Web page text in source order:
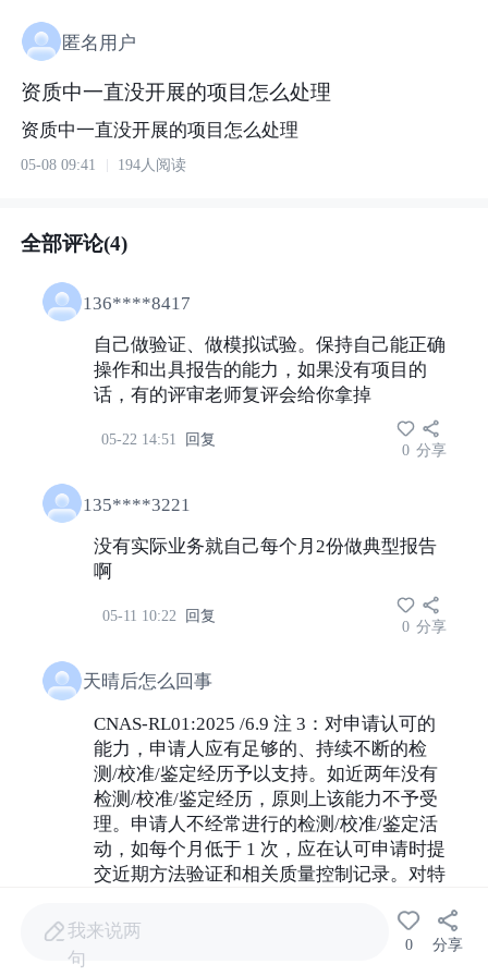
匿名用户
资质中一直没开展的项目怎么处理
资质中一直没开展的项目怎么处理
05-08 09:41 194人阅读
全部评论(4)
136****8417
自己做验证、做模拟试验。保持自己能正确
操作和出具报告的能力，如果没有项目的
话，有的评审老师复评会给你拿掉
05-22 14:51 回复
0 分享
135****3221
没有实际业务就自己每个月2份做典型报告
啊
05-11 10:22 回复
0 分享
天晴后怎么回事
CNAS-RL01:2025 /6.9 注 3：对申请认可的
能力，申请人应有足够的、持续不断的检
测/校准/鉴定经历予以支持。如近两年没有
检测/校准/鉴定经历，原则上该能力不予受
理。申请人不经常进行的检测/校准/鉴定活
动，如每个月低于 1 次，应在认可申请时提
交近期方法验证和相关质量控制记录。对特
委托样品太少，无法建立质量控制措施的，
我来说两
句
0 分享